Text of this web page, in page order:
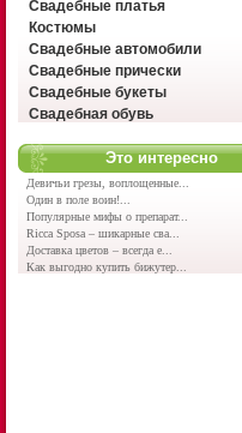
Свадебные платья
Костюмы
Свадебные автомобили
Свадебные прически
Свадебные букеты
Свадебная обувь
Это интересно
Девичьи грезы, воплощенные...
Один в поле воин!...
Популярные мифы о препарат...
Ricca Sposa – шикарные сва...
Доставка цветов – всегда е...
Как выгодно купить бижутер...